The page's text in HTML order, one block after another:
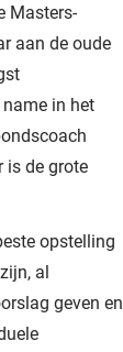
Masters-
aan de oude
in het
is de grote
opstelling
al
geven en